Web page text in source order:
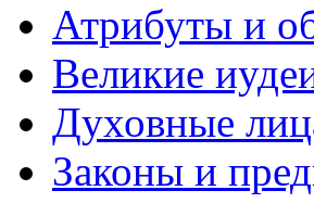
Атрибуты и
Великие
Духовные
Законы и